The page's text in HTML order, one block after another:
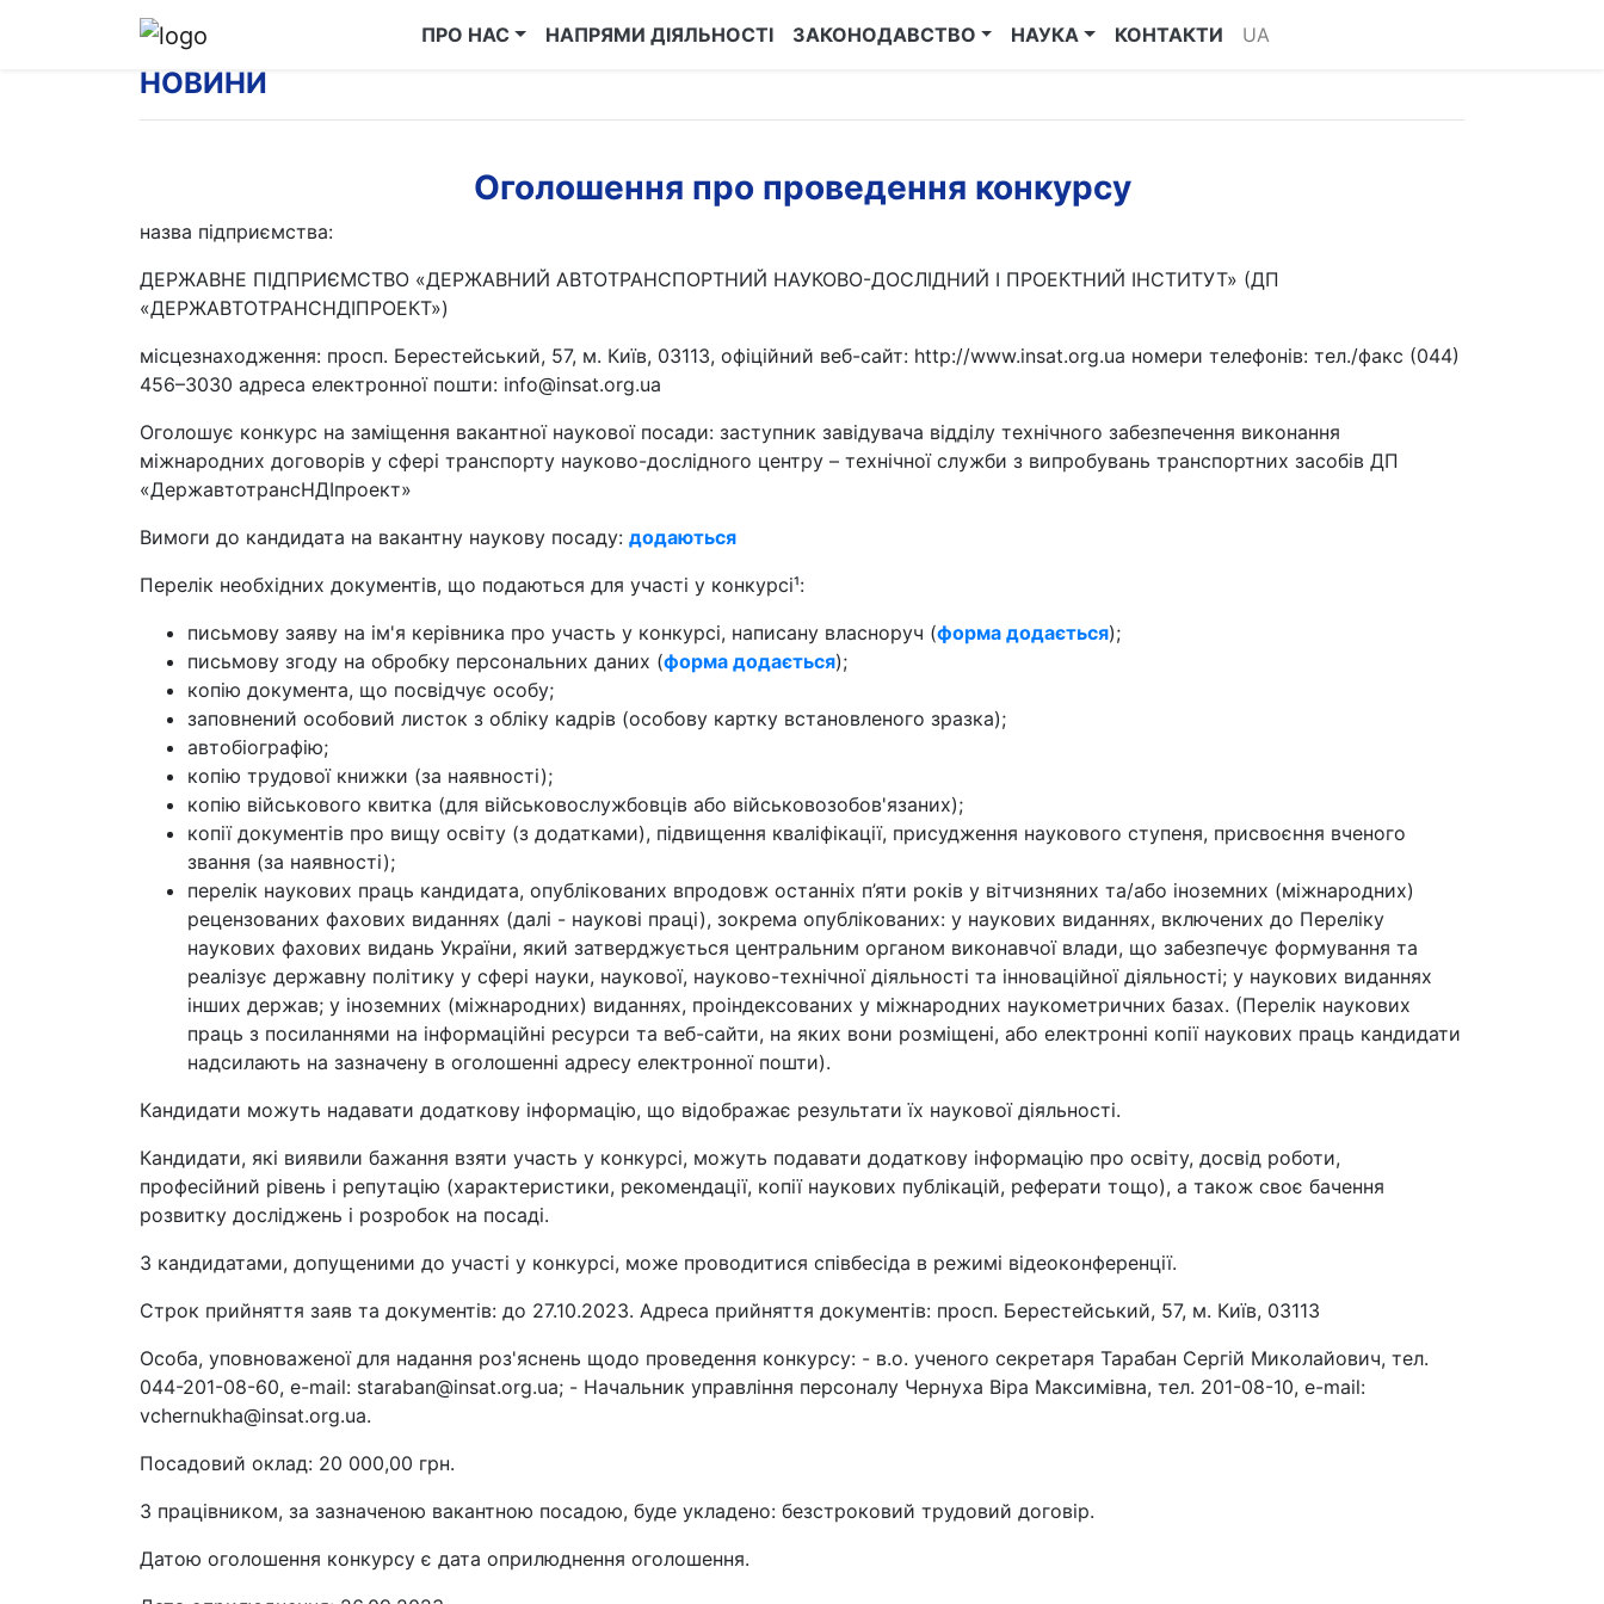
ПРО НАС НАПРЯМИ ДІЯЛЬНОСТІ ЗАКОНОДАВСТВО НАУКА КОНТАКТИ UA
НОВИНИ
Оголошення про проведення конкурсу
назва підприємства:
ДЕРЖАВНЕ ПІДПРИЄМСТВО «ДЕРЖАВНИЙ АВТОТРАНСПОРТНИЙ НАУКОВО-ДОСЛІДНИЙ І ПРОЕКТНИЙ ІНСТИТУТ» (ДП
«ДЕРЖАВТОТРАНСНДІПРОЕКТ»)
місцезнаходження: просп. Берестейський, 57, м. Київ, 03113, офіційний веб-сайт: http://www.insat.org.ua номери телефонів: тел./факс (044)
456–3030 адреса електронної пошти: info@insat.org.ua
Оголошує конкурс на заміщення вакантної наукової посади: заступник завідувача відділу технічного забезпечення виконання
міжнародних договорів у сфері транспорту науково-дослідного центру – технічної служби з випробувань транспортних засобів ДП
«ДержавтотрансНДІпроект»
Вимоги до кандидата на вакантну наукову посаду: додаються
Перелік необхідних документів, що подаються для участі у конкурсі¹:
письмову заяву на ім'я керівника про участь у конкурсі, написану власноруч (форма додається);
письмову згоду на обробку персональних даних (форма додається);
копію документа, що посвідчує особу;
заповнений особовий листок з обліку кадрів (особову картку встановленого зразка);
автобіографію;
копію трудової книжки (за наявності);
копію військового квитка (для військовослужбовців або військовозобов'язаних);
копії документів про вищу освіту (з додатками), підвищення кваліфікації, присудження наукового ступеня, присвоєння вченого
звання (за наявності);
перелік наукових праць кандидата, опублікованих впродовж останніх п’яти років у вітчизняних та/або іноземних (міжнародних)
рецензованих фахових виданнях (далі - наукові праці), зокрема опублікованих: у наукових виданнях, включених до Переліку
наукових фахових видань України, який затверджується центральним органом виконавчої влади, що забезпечує формування та
реалізує державну політику у сфері науки, наукової, науково-технічної діяльності та інноваційної діяльності; у наукових виданнях
інших держав; у іноземних (міжнародних) виданнях, проіндексованих у міжнародних наукометричних базах. (Перелік наукових
праць з посиланнями на інформаційні ресурси та веб-сайти, на яких вони розміщені, або електронні копії наукових праць кандидати
надсилають на зазначену в оголошенні адресу електронної пошти).
Кандидати можуть надавати додаткову інформацію, що відображає результати їх наукової діяльності.
Кандидати, які виявили бажання взяти участь у конкурсі, можуть подавати додаткову інформацію про освіту, досвід роботи,
професійний рівень і репутацію (характеристики, рекомендації, копії наукових публікацій, реферати тощо), а також своє бачення
розвитку досліджень і розробок на посаді.
З кандидатами, допущеними до участі у конкурсі, може проводитися співбесіда в режимі відеоконференції.
Строк прийняття заяв та документів: до 27.10.2023. Адреса прийняття документів: просп. Берестейський, 57, м. Київ, 03113
Особа, уповноваженої для надання роз'яснень щодо проведення конкурсу: - в.о. ученого секретаря Тарабан Сергій Миколайович, тел.
044-201-08-60, e-mail: staraban@insat.org.ua; - Начальник управління персоналу Чернуха Віра Максимівна, тел. 201-08-10, e-mail:
vchernukha@insat.org.ua.
Посадовий оклад: 20 000,00 грн.
З працівником, за зазначеною вакантною посадою, буде укладено: безстроковий трудовий договір.
Датою оголошення конкурсу є дата оприлюднення оголошення.